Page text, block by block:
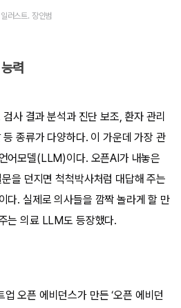
일러스트. 장인범
력
사 결과 분석과 진단 보조, 환자 관리
종류가 다양하다. 이 가운데 가장 관
어모델(LLM)이다. 오픈AI가 내놓은
을 던지면 척척박사처럼 대답해 주는
다. 실제로 의사들을 깜짝 놀라게 할 만
는 의료 LLM도 등장했다.
오픈 에비던스가 만든 ‘오픈 에비던